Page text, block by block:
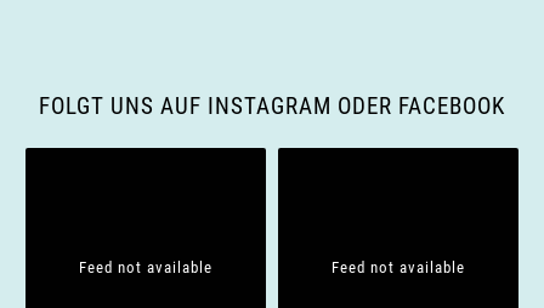
a
FOLGT UNS AUF INSTAGRAM ODER FACEBOOK
Feed not available Feed not available